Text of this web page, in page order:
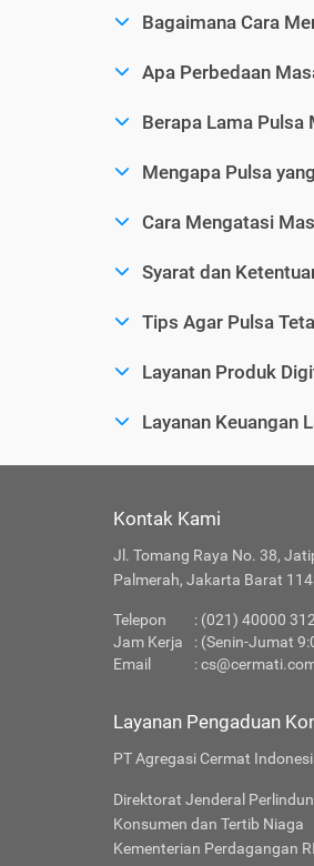
Bagaimana Cara
Apa Perbedaan
Berapa Lama Pulsa
Mengapa Pulsa
Cara Mengatasi
Syarat dan
Tips Agar Pulsa
Layanan Produk
Layanan Keuangan
Kontak Kami
Jl. Tomang Raya No. 38,
Palmerah, Jakarta Barat
Telepon
: (021) 40000 312
Jam Kerja
: (Senin-Jumat
Email
:
Layanan Pengaduan
PT Agregasi Cermat
Direktorat Jenderal
Konsumen dan Tertib Niaga
Kementerian Perdagangan RI